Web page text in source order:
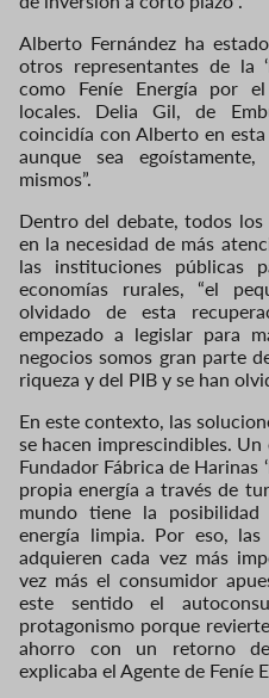
Alberto Fernández ha
otros representantes de la
como Feníe Energía por
locales. Delia Gil, de
coincidía con Alberto en esta
aunque sea
mismos”.
Dentro del debate, todos
en la necesidad de más
las instituciones públicas
economías rurales, “el
olvidado de esta
empezado a legislar para
negocios somos gran parte
riqueza y del PIB y se han
En este contexto, las
se hacen imprescindibles.
Fundador Fábrica de Harinas
propia energía a través de
mundo tiene la
energía limpia. Por eso,
adquieren cada vez más
vez más el consumidor
este sentido el
protagonismo porque
ahorro con un retorno
explicaba el Agente de Feníe